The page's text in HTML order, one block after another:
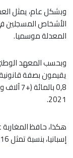
الأشخاص المسجلين
المعدلة موسميا.
2021.
هكذا، حافظ المغاربة
إسبانيا، بنسبة تمثل 16 بالمائة من الأجانب المقيمين في البلاد.